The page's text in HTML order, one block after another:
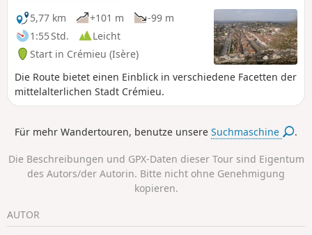
5,77 km
+101 m
-99 m
1:55 Std.
Leicht
Start in Crémieu (Isère)
Die Route bietet einen Einblick in verschiedene Facetten der
mittelalterlichen Stadt Crémieu.
Für mehr Wandertouren, benutze unsereSuchmaschine .
Die Beschreibungen und GPX-Daten dieser Tour sind Eigentum
des Autors/der Autorin. Bitte nicht ohne Genehmigung
kopieren.
AUTOR